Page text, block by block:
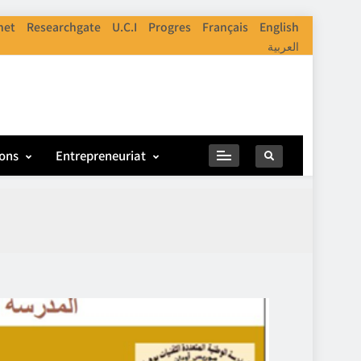
Researchgate U.C.I Progres Français
English
العربية
Entrepreneuriat